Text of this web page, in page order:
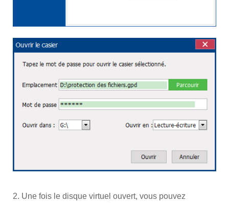
2. Une fois le disque virtuel ouvert, vous pouvez